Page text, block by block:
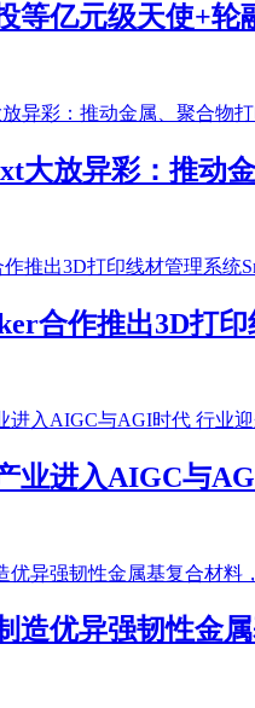
等亿元级天使+
大放异彩：推动
合作推出3D打
业进入AIGC与
造优异强韧性金